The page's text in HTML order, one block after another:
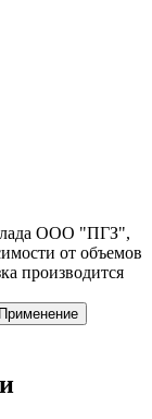
ООО "ПГЗ",
от объемов
производится
Применение